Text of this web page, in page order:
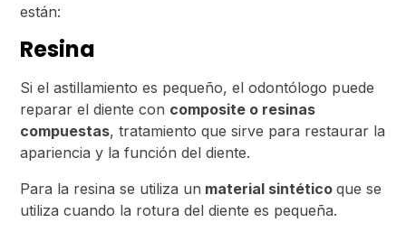
están:
Resina
Si el astillamiento es pequeño, el odontólogo puede
reparar el diente con composite o resinas
compuestas, tratamiento que sirve para restaurar la
apariencia y la función del diente.
Para la resina se utiliza un material sintéticoque se
utiliza cuando la rotura del diente es pequeña.